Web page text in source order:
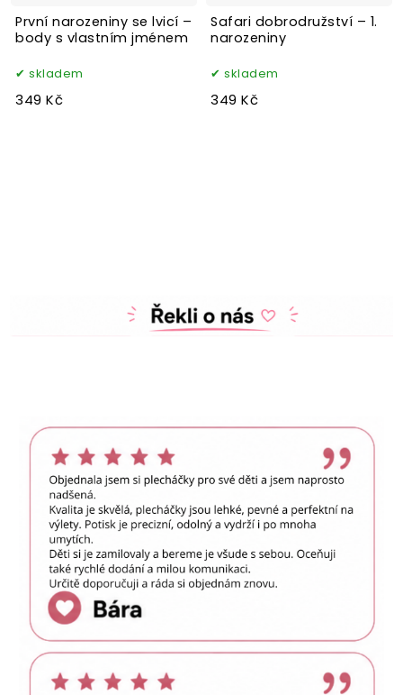
První narozeniny se lvicí –
body s vlastním jménem
skladem
349 Kč
Safari dobrodružství – 1.
narozeniny
skladem
349 Kč